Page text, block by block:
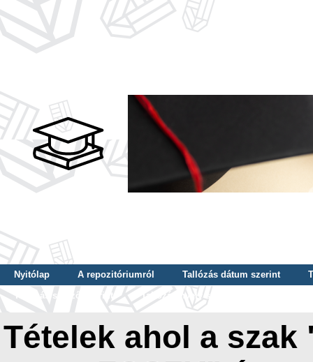
Nyitólap A repozitóriumról Tallózás dátum szerint
Tallózás szerző szerint
Tallózás nyelv szerint
Tételek ahol a szak